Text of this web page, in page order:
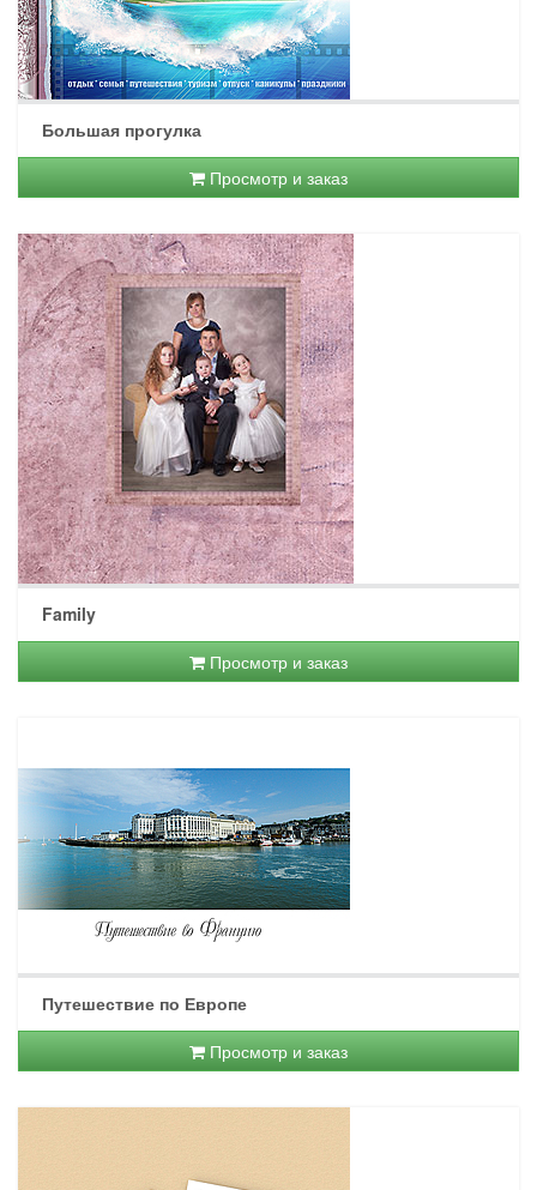
Большая прогулка
Просмотр и заказ
Family
Просмотр и заказ
Путешествие по Европе
Просмотр и заказ